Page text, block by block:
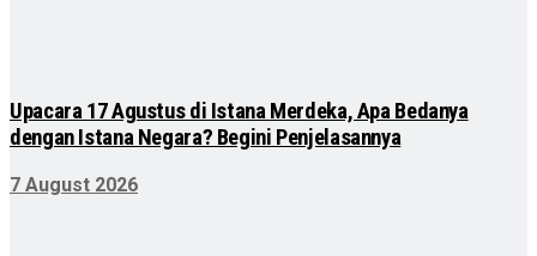
Upacara 17 Agustus di Istana Merdeka, Apa Bedanya
dengan Istana Negara? Begini Penjelasannya
7 August 2026